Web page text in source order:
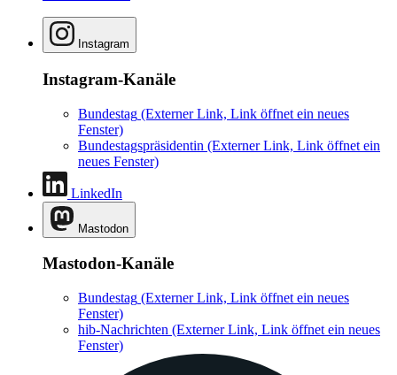
Instagram
Instagram-Kanäle
Bundestag (Externer Link, Link öffnet ein neues
Fenster)
Bundestagspräsidentin (Externer Link, Link öffnet ein
neues Fenster)
LinkedIn
Mastodon
Mastodon-Kanäle
Bundestag (Externer Link, Link öffnet ein neues
Fenster)
hib-Nachrichten (Externer Link, Link öffnet ein neues
Fenster)